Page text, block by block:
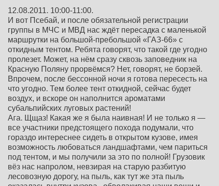
12.08.2011. 10:00-11:00.
И вот Псебай, и после обязательной регистрации
группы в МЧС и МВД нас ждёт пересадка с маленькой
маршрутки на большой-пребольшой «ГАЗ-66» с
откидным тентом. Ребята говорят, что такой где угодно
пролезет. Может, на нём сразу сквозь заповедник на
Красную Поляну прорвёмся? Нет, говорят, не борзей.
Впрочем, после бессонной ночи я готова пересесть на
что угодно. Тем более тент откидной, сейчас будет
воздух, и вскоре он наполнится ароматами
субальпийских луговых растений!
Ага. Щщаз! Какая же я была наивная! И не только я —
все участники предстоящего похода подумали, что
гораздо интереснее сидеть в открытом кузове, имея
возможность любоваться ландшафтами, чем париться
под тентом, и мы получили за это по полной! Грузовик
вёз нас напролом, невзирая на старую разбитую
лесовозную дорогу, на пыль, как тут же эта пыль